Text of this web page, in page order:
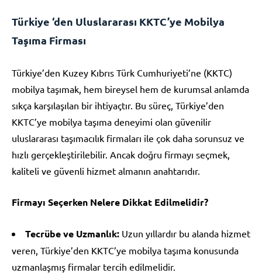
Türkiye ‘den Uluslararası KKTC’ye Mobilya
Taşıma Firması
Türkiye’den Kuzey Kıbrıs Türk Cumhuriyeti’ne (KKTC)
mobilya taşımak, hem bireysel hem de kurumsal anlamda
sıkça karşılaşılan bir ihtiyaçtır. Bu süreç, Türkiye’den
KKTC’ye mobilya taşıma deneyimi olan güvenilir
uluslararası taşımacılık firmaları ile çok daha sorunsuz ve
hızlı gerçekleştirilebilir. Ancak doğru firmayı seçmek,
kaliteli ve güvenli hizmet almanın anahtarıdır.
Firmayı Seçerken Nelere Dikkat Edilmelidir?
Tecrübe ve Uzmanlık: Uzun yıllardır bu alanda hizmet
veren, Türkiye’den KKTC’ye mobilya taşıma konusunda
uzmanlaşmış firmalar tercih edilmelidir.